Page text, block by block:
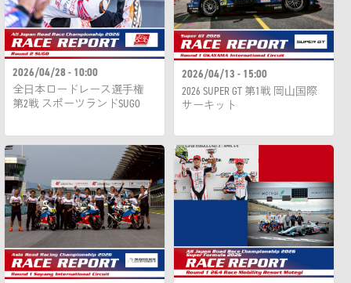
2026/04/28 - 10:00
全日本ロードレース選手権
第2戦 スポーツランドSUGO
2026/04/13 - 15:00
2026 SUPER GT 第1戦 岡山国際
サーキット